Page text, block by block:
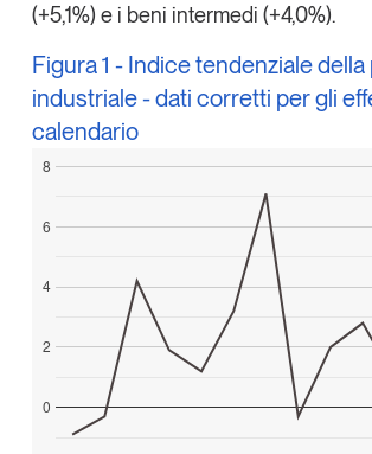
Iscriviti
Un anno di
Tendenze
(+5,1%) e i beni intermedi (+4,0%).
Figura 1 - Indice tendenziale
industriale - dati corretti per gli
calendario
0
2
4
6
8